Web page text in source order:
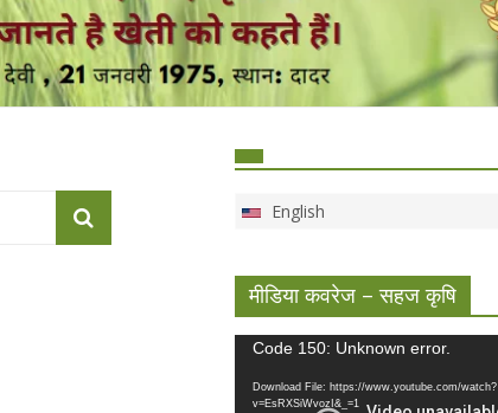
English
मीडिया कवरेज – सहज कृषि
Video
Code 150: Unknown error.
Download File: https://www.youtube.com/watch?
v=EsRXSiWvozI&_=1